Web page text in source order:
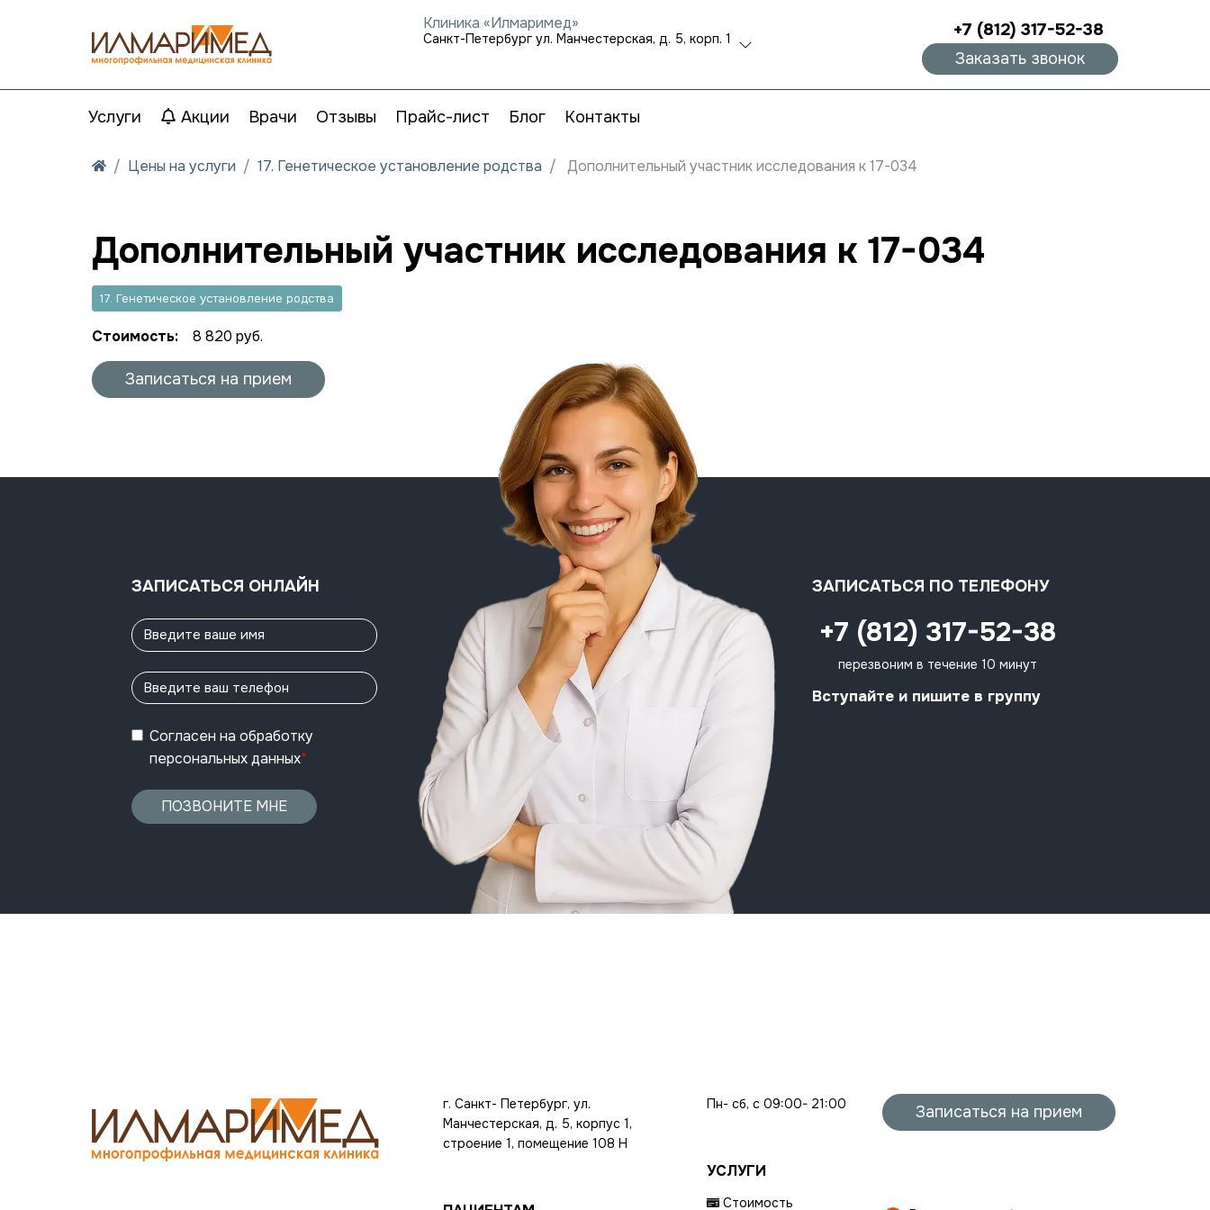
Клиника «Илмаримед»
Санкт-Петербург ул. Манчестерская, д. 5, корп. 1 +7 (812) 317-52-38
Заказать звонок
Услуги Акции Врачи Отзывы Прайс-лист Блог Контакты
Цены на услуги 17. Генетическое установление родства Дополнительный участник исследования к 17-034
Дополнительный участник исследования к 17-034
17. Генетическое установление родства
Стоимость: 8 820 руб.
Записаться на прием
ЗАПИСАТЬСЯ ОНЛАЙН
Согласен на обработку
персональных данных*
ПОЗВОНИТЕ МНЕ
ЗАПИСАТЬСЯ ПО ТЕЛЕФОНУ
+7 (812) 317-52-38
перезвоним в течение 10 минут
Вступайте и пишите в группу
г. Санкт- Петербург, ул.
Манчестерская, д. 5, корпус 1,
строение 1, помещение 108 Н
Пн- сб, с 09:00- 21:00
УСЛУГИ
Стоимость
Записаться на прием